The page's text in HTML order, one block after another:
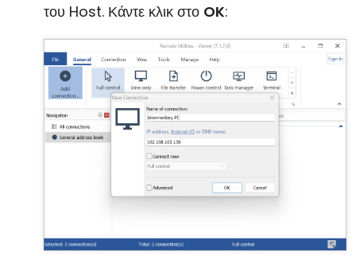
του Host. Κάντε κλικ στο OK: